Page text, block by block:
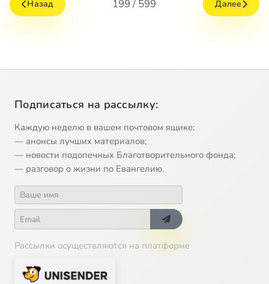
Назад 199 / 599 Далее
Подписаться на рассылку:
Каждую неделю в вашем почтовом ящике:
— анонсы лучших материалов;
— новости подопечных Благотворительного фонда;
— разговор о жизни по Евангелию.
Рассылки осуществляются на платформе